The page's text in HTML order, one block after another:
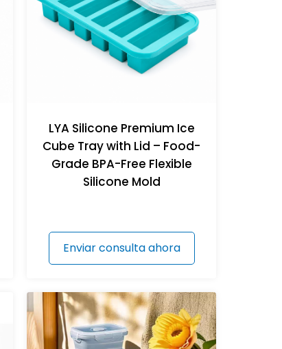
LYA Silicone Premium Ice
Cube Tray with Lid – Food-
Grade BPA-Free Flexible
Silicone Mold
Enviar consulta ahora